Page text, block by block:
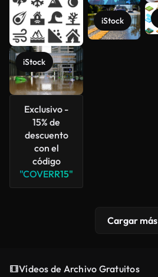
iStock
Exclusivo -
15% de
descuento
con el
código
"COVERR15"
iStock
Cargar más
Vídeos de Archivo Gratuitos